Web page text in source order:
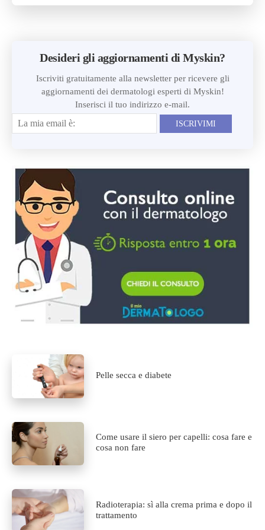
Desideri gli aggiornamenti di Myskin?
Iscriviti gratuitamente alla newsletter per ricevere gli
aggiornamenti dei dermatologi esperti di Myskin!
Inserisci il tuo indirizzo e-mail.
ISCRIVIMI
Pelle secca e diabete
Come usare il siero per capelli: cosa fare e
cosa non fare
Radioterapia: sì alla crema prima e dopo il
trattamento